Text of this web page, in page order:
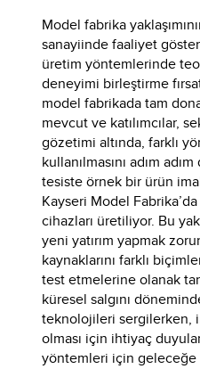
Model fabrika
sanayiinde faaliyet
üretim yöntemlerinde
deneyimi birleştirme
model fabrikada tam
mevcut ve katılımcılar,
gözetimi altında, farklı
kullanılmasını adım
tesiste örnek bir ürün
Kayseri Model
cihazları üretiliyor. Bu
yeni yatırım yapmak
kaynaklarını farklı
test etmelerine olanak
küresel salgını
teknolojileri sergilerken,
olması için ihtiyaç
yöntemleri için geleceğe